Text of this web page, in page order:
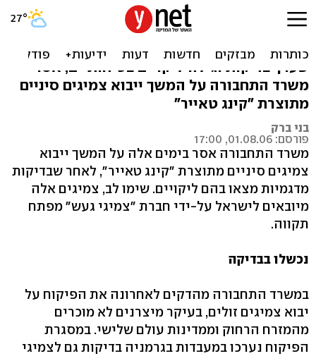
צמיגים סיניים נאסרו לייבוא
שימו לב, והקפידו שלא לרכוש אותם. לאחר
שערך בדיקות וגילה ליקויים בטיחותיים, אסר
משרד התחבורה על המשך ייבוא צמיגים סיניים
מתוצרת "קינג טאייר"
בני ברק
פורסם: 01.08.06, 17:00
משרד התחבורה אסר בימים אלה על המשך ייבוא
צמיגים סיניים מתוצרת "קינג טאייר", לאחר שבדיקות
מדגמיות מצאו בהם ליקויים. שימו לב, צמיגים אלה
מיובאים לישראל על-ידי חברת "צמיגי געש" מפתח
תקווה.
נכשלו בבדיקה
במשרד התחבורה מהדקים לאחרונה את הפיקוח על
יבוא צמיגים זולים, בעיקר מיצרנים לא מוכרים
מהמזרח הרחוק וממדינות עולם שלישי. במסגרת
הפיקוח נערכו במעבדות בגרמניה בדיקות גם לצמיגי